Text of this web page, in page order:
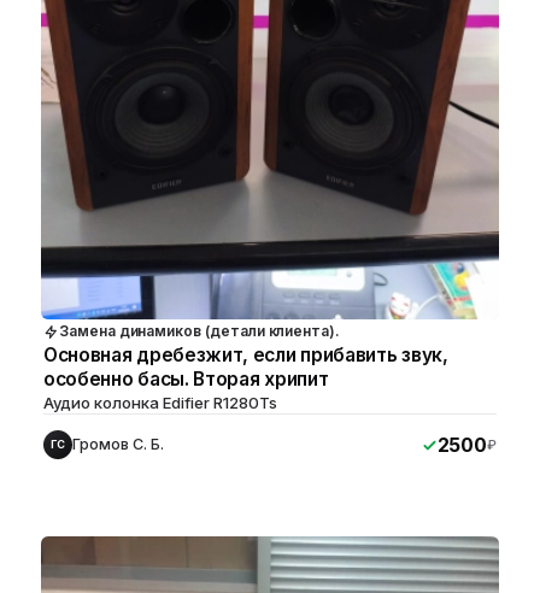
Замена динамиков (детали клиента).
Основная дребезжит, если прибавить звук,
особенно басы. Вторая хрипит
Аудио колонка Edifier R1280Ts
ГС Громов С. Б. 2500₽